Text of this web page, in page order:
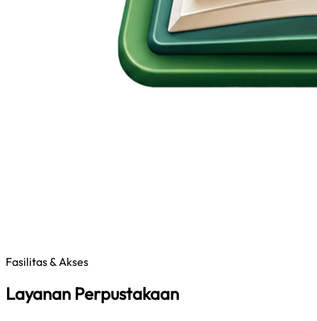
Fasilitas & Akses
Layanan Perpustakaan